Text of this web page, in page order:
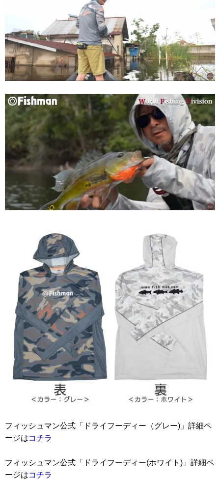
フィッシュマン公式「ドライフーディー（グレー)」詳細ペ
ージはコチラ
フィッシュマン公式「ドライフーディー(ホワイト)」詳細ペ
ージはコチラ